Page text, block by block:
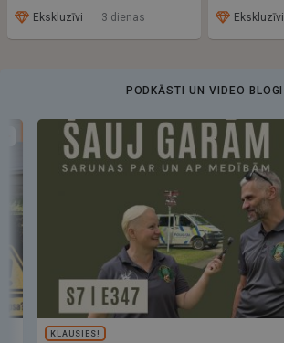
Ekskluzīvi 3 dienas Ekskluzīvi
PODKĀSTI UN VIDEO BLOGI
KLAUSIES!